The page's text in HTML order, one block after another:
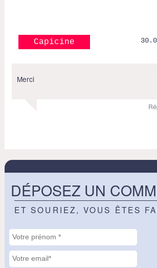
Capicine
Merci
DÉPOSEZ UN
ET SOURIEZ, VOUS ÊTES